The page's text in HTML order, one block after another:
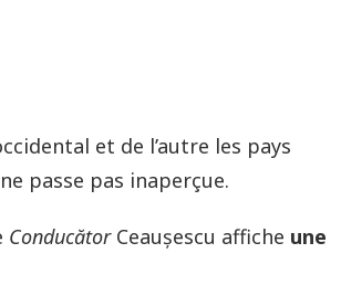
et de l’autre les pays
passe pas inaperçue.
Conducător Ceaușescu affiche une